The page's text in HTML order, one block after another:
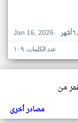
Jan 16, 2026
عدد الكلمات: ١٠٩
من
مصادر أخرى